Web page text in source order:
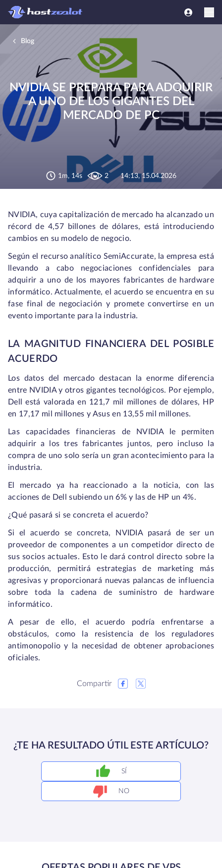
Blog
NVIDIA SE PREPARA PARA ADQUIRIR
A UNO DE LOS GIGANTES DEL
MERCADO DE PC
1m, 14s 2 14:13, 15.04.2026
NVIDIA, cuya capitalización de mercado ha alcanzado un
récord de 4,57 billones de dólares, está introduciendo
cambios en su modelo de negocio.
Según el recurso analítico SemiAccurate, la empresa está
llevando a cabo negociaciones confidenciales para
adquirir a uno de los mayores fabricantes de hardware
informático. Actualmente, el acuerdo se encuentra en su
fase final de negociación y promete convertirse en un
evento importante para la industria.
LA MAGNITUD FINANCIERA DEL POSIBLE
ACUERDO
Los datos del mercado destacan la enorme diferencia
entre NVIDIA y otros gigantes tecnológicos. Por ejemplo,
Dell está valorada en 121,7 mil millones de dólares, HP
en 17,17 mil millones y Asus en 13,55 mil millones.
Las capacidades financieras de NVIDIA le permiten
adquirir a los tres fabricantes juntos, pero incluso la
compra de uno solo sería un gran acontecimiento para la
industria.
El mercado ya ha reaccionado a la noticia, con las
acciones de Dell subiendo un 6% y las de HP un 4%.
¿Qué pasará si se concreta el acuerdo?
Si el acuerdo se concreta, NVIDIA pasará de ser un
proveedor de componentes a un competidor directo de
sus socios actuales. Esto le dará control directo sobre la
producción, permitirá estrategias de marketing más
agresivas y proporcionará nuevas palancas de influencia
sobre toda la cadena de suministro de hardware
informático.
A pesar de ello, el acuerdo podría enfrentarse a
obstáculos, como la resistencia de los reguladores
antimonopolio y la necesidad de obtener aprobaciones
oficiales.
Compartir
¿TE HA RESULTADO ÚTIL ESTE ARTÍCULO?
SÍ
NO